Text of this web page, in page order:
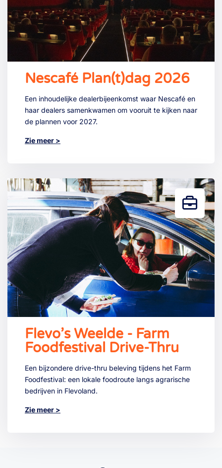
Nescafé Plan(t)dag 2026
Een inhoudelijke dealerbijeenkomst waar Nescafé en
haar dealers samenkwamen om vooruit te kijken naar
de plannen voor 2027.
Zie meer >
Flevo’s Weelde - Farm
Foodfestival Drive-Thru
Een bijzondere drive-thru beleving tijdens het Farm
Foodfestival: een lokale foodroute langs agrarische
bedrijven in Flevoland.
Zie meer >